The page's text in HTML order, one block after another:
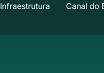
Infraestrutura Canal do